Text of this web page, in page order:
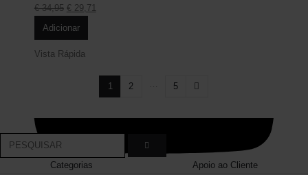
0out of 5
€34,95 €29,71
Adicionar
Vista Rápida
1 2 … 5
Categorias Apoio ao Cliente